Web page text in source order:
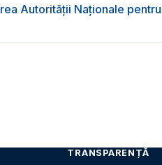
Autorităţii Naţionale pentru
TRANSPARENȚĂ